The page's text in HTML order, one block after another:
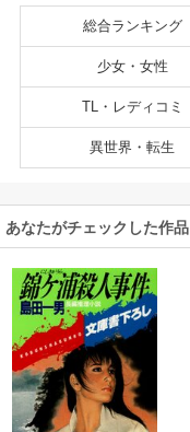
総合ランキング
少女・女性
TL・レディコミ
異世界・転生
あなたがチェックした作品